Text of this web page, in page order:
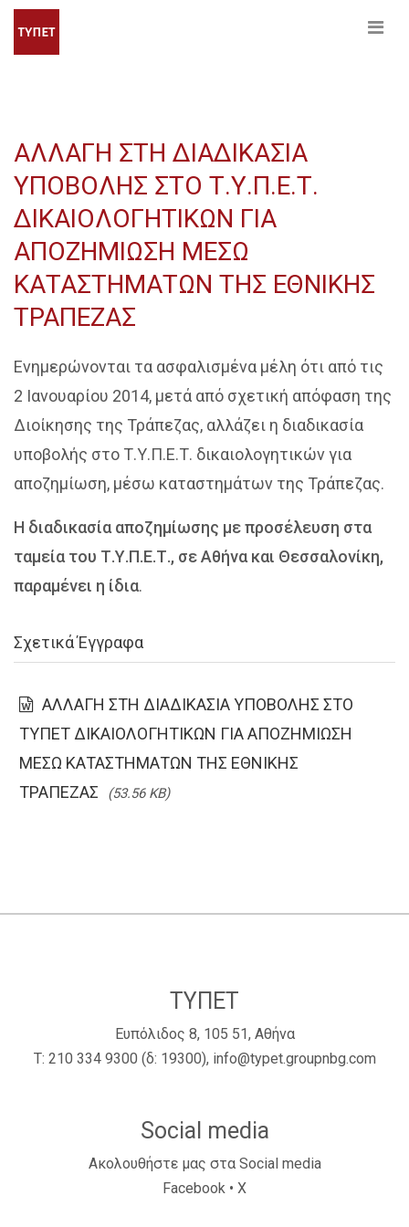
ΑΛΛΑΓΗ ΣΤΗ ΔΙΑΔΙΚΑΣΙΑ
ΥΠΟΒΟΛΗΣ ΣΤΟ Τ.Υ.Π.Ε.Τ.
ΔΙΚΑΙΟΛΟΓΗΤΙΚΩΝ ΓΙΑ
ΑΠΟΖΗΜΙΩΣΗ ΜΕΣΩ
ΚΑΤΑΣΤΗΜΑΤΩΝ ΤΗΣ ΕΘΝΙΚΗΣ
ΤΡΑΠΕΖΑΣ
Ενημερώνονται τα ασφαλισμένα μέλη ότι από τις
2 Ιανουαρίου 2014, μετά από σχετική απόφαση της
Διοίκησης της Τράπεζας, αλλάζει η διαδικασία
υποβολής στο Τ.Υ.Π.Ε.Τ. δικαιολογητικών για
αποζημίωση, μέσω καταστημάτων της Τράπεζας.
Η διαδικασία αποζημίωσης με προσέλευση στα
ταμεία του Τ.Υ.Π.Ε.Τ., σε Αθήνα και Θεσσαλονίκη,
παραμένει η ίδια.
Σχετικά Έγγραφα
ΑΛΛΑΓΗ ΣΤΗ ΔΙΑΔΙΚΑΣΙΑ ΥΠΟΒΟΛΗΣ ΣΤΟ
ΤΥΠΕΤ ΔΙΚΑΙΟΛΟΓΗΤΙΚΩΝ ΓΙΑ ΑΠΟΖΗΜΙΩΣΗ
ΜΕΣΩ ΚΑΤΑΣΤΗΜΑΤΩΝ ΤΗΣ ΕΘΝΙΚΗΣ
ΤΡΑΠΕΖΑΣ
(53.56 KB)
ΤΥΠΕΤ
Ευπόλιδος 8, 105 51, Αθήνα
Τ: 210 334 9300 (δ: 19300), info@typet.groupnbg.com
Social media
Ακολουθήστε μας στα Social media
Facebook • X